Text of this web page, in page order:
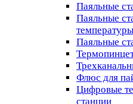
Паяльные
Паяльные
температуры
Паяльные
Флюс для
Цифровые
станции